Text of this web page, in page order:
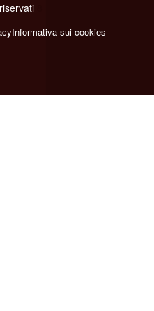
Informativa sui cookies